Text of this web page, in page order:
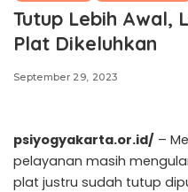
Tutup Lebih Awal,
Plat Dikeluhkan
September 29, 2023
psiyogyakarta.or.id/ –
pelayanan masih
plat justru sudah tutup